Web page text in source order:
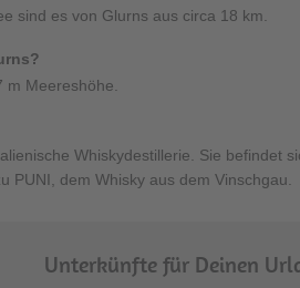
sind es von Glurns aus circa 18 km.
m Meereshöhe.
Whiskydestillerie. Sie befindet
PUNI, dem Whisky aus dem Vinschgau.
Unterkünfte für Deinen